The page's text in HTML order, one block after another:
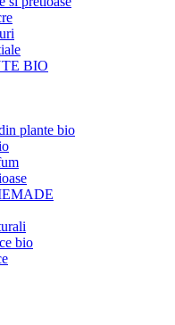
BIO
plante bio
bio